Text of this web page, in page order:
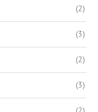
(2)
(3)
(2)
(3)